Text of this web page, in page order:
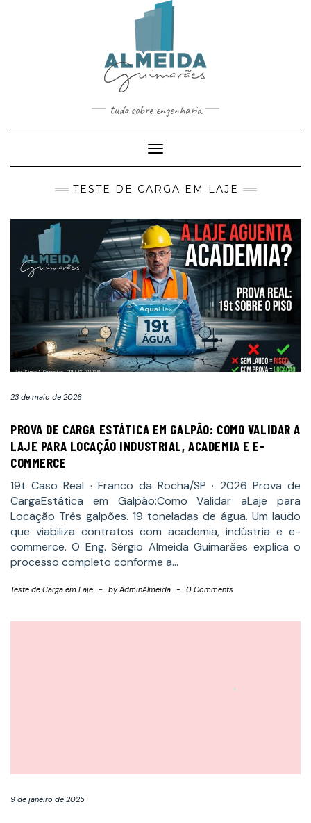
tudo sobre engenharia
Toggle
Navigation
TESTE DE CARGA EM LAJE
23 de maio de 2026
PROVA DE CARGA ESTÁTICA EM GALPÃO: COMO VALIDAR A
LAJE PARA LOCAÇÃO INDUSTRIAL, ACADEMIA E E-
COMMERCE
19t Caso Real · Franco da Rocha/SP · 2026 Prova de
CargaEstática em Galpão:Como Validar aLaje para
Locação Três galpões. 19 toneladas de água. Um laudo
que viabiliza contratos com academia, indústria e e-
commerce. O Eng. Sérgio Almeida Guimarães explica o
processo completo conforme a…
Teste de Carga em Laje - byAdminAlmeida - 0 Comments
9 de janeiro de 2025